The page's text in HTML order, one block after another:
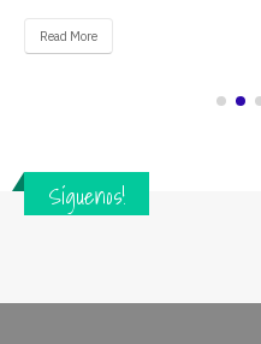
Read More
Síguenos!